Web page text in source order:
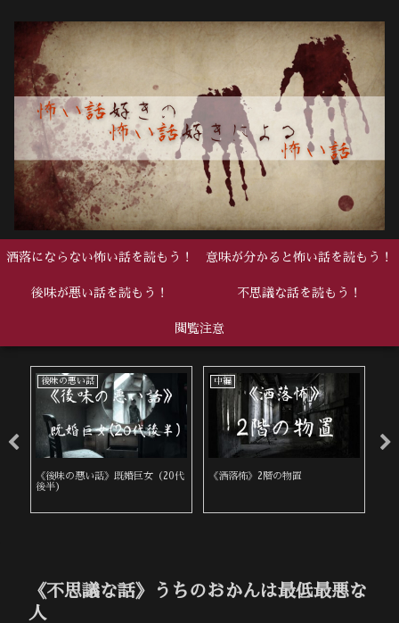
洒落にならない怖い話を読もう！ 意味が分かると怖い話を読もう！
後味が悪い話を読もう！ 不思議な話を読もう！
閲覧注意
後味の悪い話
《後味の悪い話》既婚巨女（20代
後半）
中編
《洒落怖》2階の物置
《不思議な話》うちのおかんは最低最悪な
人